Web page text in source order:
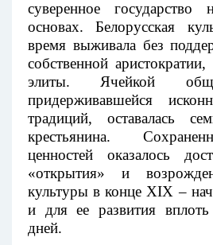
суверенное государство
основах. Белорусская
время выживала без
собственной аристократии,
элиты. Ячейкой
придерживавшейся
традиций, оставалась
крестьянина.
ценностей оказалось
«открытия» и
культуры в конце XIX –
и для ее развития
дней.